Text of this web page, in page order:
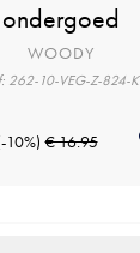
ondergoed
WOODY
262-10-VEG-Z-824-K
10%) € 16.95